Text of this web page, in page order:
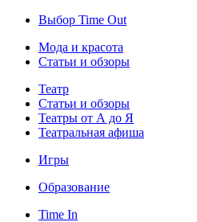
Выбор Time Out
Мода и красота
Статьи и обзоры
Театр
Статьи и обзоры
Театры от А до Я
Театральная афиша
Игры
Образование
Time In